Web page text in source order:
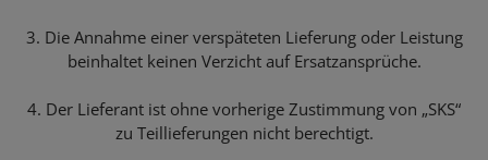
3. Die Annahme einer verspäteten Lieferung oder Leistung
beinhaltet keinen Verzicht auf Ersatzansprüche.
4. Der Lieferant ist ohne vorherige Zustimmung von „SKS“
zu Teillieferungen nicht berechtigt.